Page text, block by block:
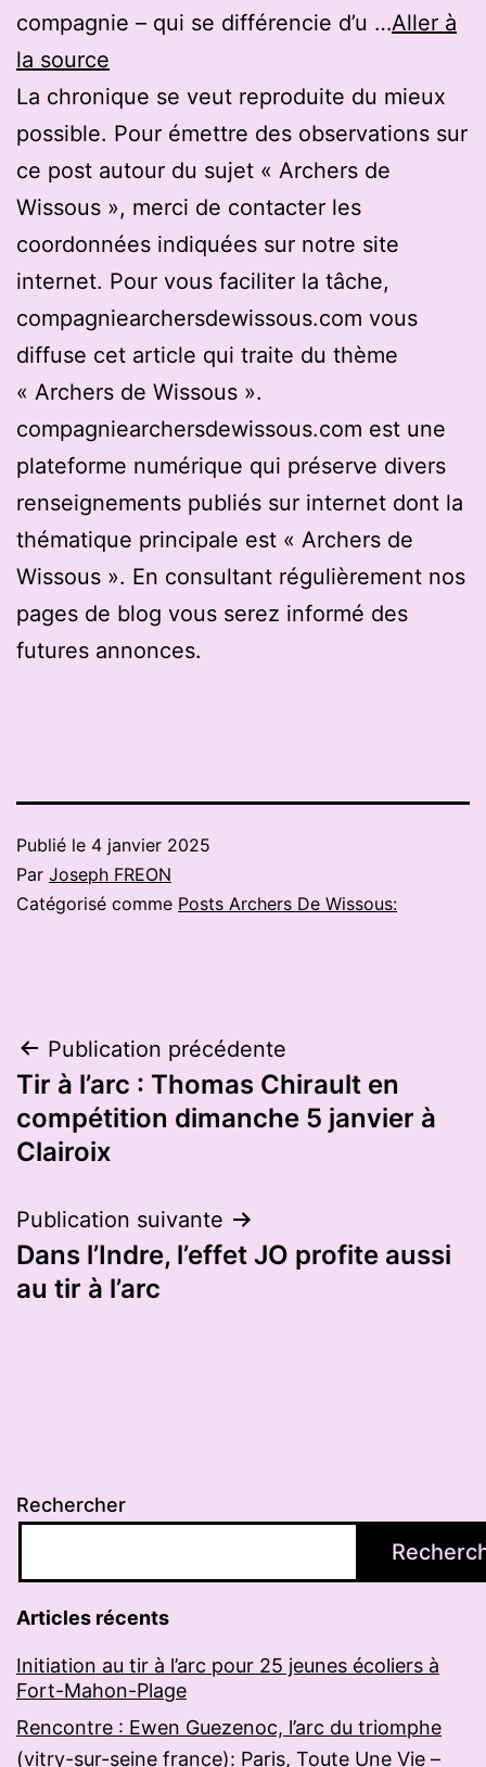
compagnie – qui se différencie d’u …Aller à
la source
La chronique se veut reproduite du mieux
possible. Pour émettre des observations sur
ce post autour du sujet « Archers de
Wissous », merci de contacter les
coordonnées indiquées sur notre site
internet. Pour vous faciliter la tâche,
compagniearchersdewissous.com vous
diffuse cet article qui traite du thème
« Archers de Wissous ».
compagniearchersdewissous.com est une
plateforme numérique qui préserve divers
renseignements publiés sur internet dont la
thématique principale est « Archers de
Wissous ». En consultant régulièrement nos
pages de blog vous serez informé des
futures annonces.
Publié le 4 janvier 2025
Par Joseph FREON
Catégorisé comme Posts Archers De Wissous:
Navigation
de
l’article
Publication précédente
Tir à l’arc : Thomas Chirault en
compétition dimanche 5 janvier à
Clairoix
Publication suivante
Dans l’Indre, l’effet JO profite aussi
au tir à l’arc
Rechercher
Articles récents
Initiation au tir à l’arc pour 25 jeunes écoliers à
Fort-Mahon-Plage
Rencontre : Ewen Guezenoc, l’arc du triomphe
(vitry-sur-seine france): Paris, Toute Une Vie –